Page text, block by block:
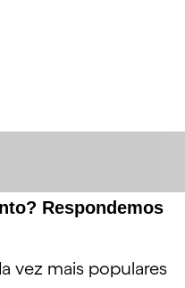
Respondemos
vez mais populares